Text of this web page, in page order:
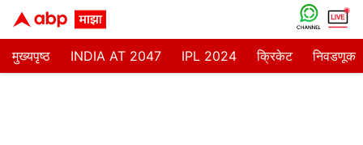
मुख्यपृष्ठ INDIA AT 2047 IPL 2024 क्रिकेट निवडणूक